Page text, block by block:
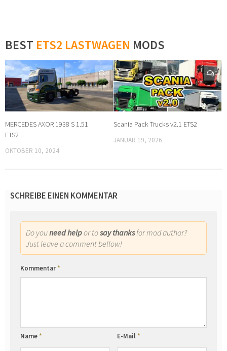
BEST ETS2 LASTWAGEN MODS
0
MERCEDES AXOR 1938 S 1.51
ETS2
OKTOBER 10, 2024
0
Scania Pack Trucks v2.1 ETS2
JANUAR 19, 2026
SCHREIBE EINEN KOMMENTAR
Do youneed helpor tosay thanksfor mod author?
Just leave a comment bellow!
Kommentar*
Name* E-Mail*